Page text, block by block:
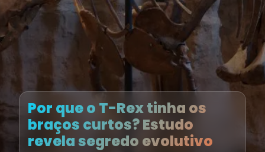
Por que o T-Rex tinha os
braços curtos? Estudo
revela segredo evolutivo